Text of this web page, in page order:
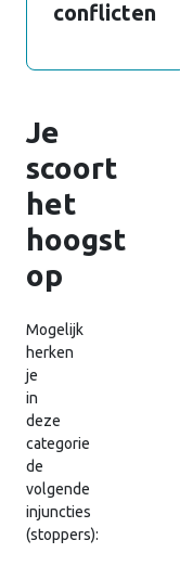
conflicten
Je
scoort
het
hoogst
op
Mogelijk
herken
je
in
deze
categorie
de
volgende
injuncties
(stoppers):